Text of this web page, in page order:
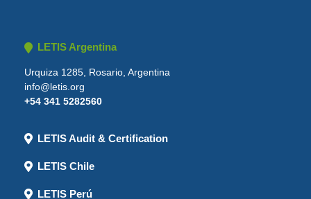
LETIS Argentina
Urquiza 1285, Rosario, Argentina
info@letis.org
+54 341 5282560
LETIS Audit & Certification
LETIS Chile
LETIS Perú